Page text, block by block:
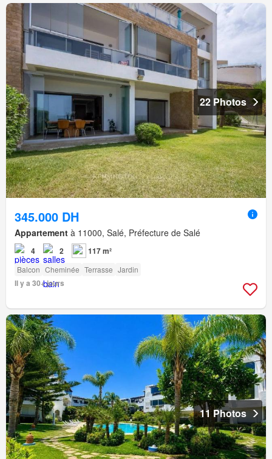
22 Photos
345.000 DH
Appartement à 11000, Salé, Préfecture de Salé
4 2 117 m²
Balcon Cheminée Terrasse Jardin
Il y a 30+ jours
11 Photos